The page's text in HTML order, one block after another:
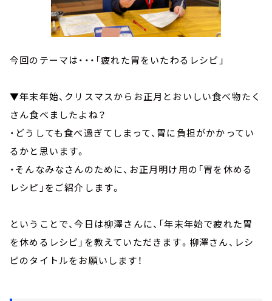
今回のテーマは・・・「疲れた胃をいたわるレシピ」
▼年末年始、クリスマスからお正月とおいしい食べ物たく
さん食べましたよね？
・どうしても食べ過ぎてしまって、胃に負担がかかってい
るかと思います。
・そんなみなさんのために、お正月明け用の「胃を休める
レシピ」をご紹介します。
ということで、今日は柳澤さんに、「年末年始で疲れた胃
を休めるレシピ」を教えていただきます。柳澤さん、レシ
ピのタイトルをお願いします！